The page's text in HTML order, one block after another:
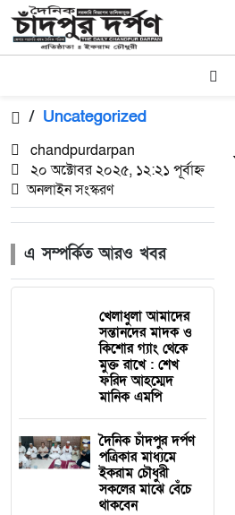
/ Uncategorized
chandpurdarpan
২০ অক্টোবর ২০২৫, ১২:২১ পূর্বাহ্ন
অনলাইন সংস্করণ
এ সম্পর্কিত আরও খবর
খেলাধুলা আমাদের
সন্তানদের মাদক ও
কিশোর গ্যাং থেকে
মুক্ত রাখে : শেখ
ফরিদ আহম্মেদ
মানিক এমপি
দৈনিক চাঁদপুর দর্পণ
পত্রিকার মাধ্যমে
ইকরাম চৌধুরী
সকলের মাঝে বেঁচে
থাকবেন